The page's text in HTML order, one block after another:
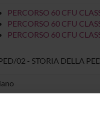
PERCORSO 60 CFU
PERCORSO 60 CFU
PERCORSO 60 CFU
02 - STORIA DELLA